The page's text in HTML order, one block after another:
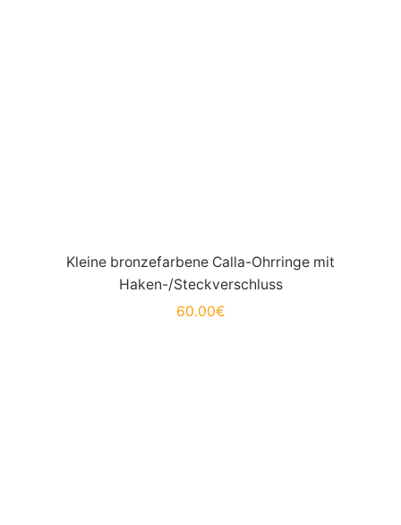
Kleine bronzefarbene Calla-Ohrringe mit
Haken-/Steckverschluss
60.00€